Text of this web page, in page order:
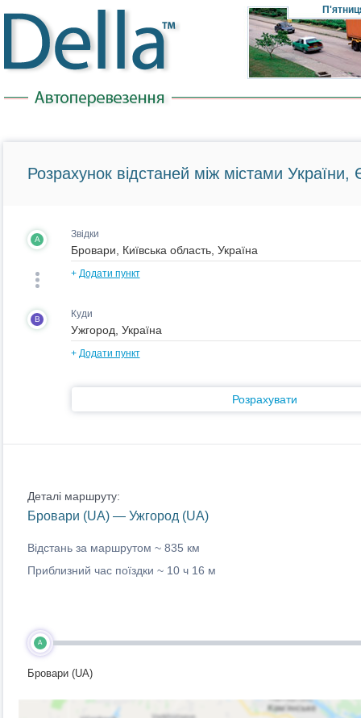
Розрахунок відстаней між містами України,
A Звідки
+ Додати пункт
B Куди
+ Додати пункт
Розрахувати
Деталі маршруту:
Бровари (UA) — Ужгород (UA)
Відстань за маршрутом ~ 835 км
Приблизний час поїздки ~ 10 ч 16 м
A
Бровари (UA)